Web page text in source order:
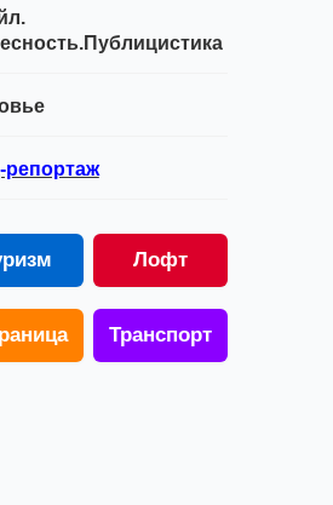
репортаж
Лофт
Транспорт